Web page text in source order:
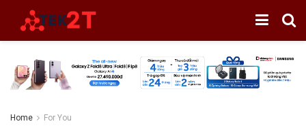
Home For You